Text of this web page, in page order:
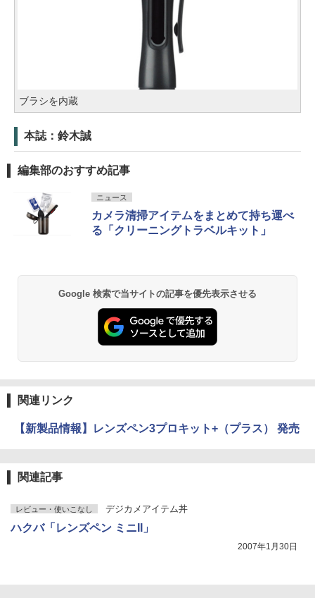
ブラシを内蔵
本誌：鈴木誠
編集部のおすすめ記事
ニュース
カメラ清掃アイテムをまとめて持ち運べ
る「クリーニングトラベルキット」
Google 検索で当サイトの記事を優先表示させる
関連リンク
【新製品情報】レンズペン3プロキット+（プラス） 発売
関連記事
レビュー・使いこなし デジカメアイテム丼
ハクバ「レンズペン ミニII」
2007年1月30日